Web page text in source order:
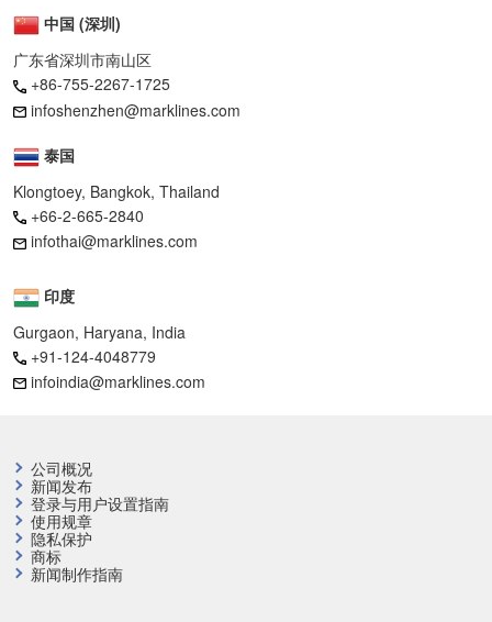
中国 (深圳)
广东省深圳市南山区
+86-755-2267-1725
infoshenzhen@marklines.com
泰国
Klongtoey, Bangkok, Thailand
+66-2-665-2840
infothai@marklines.com
印度
Gurgaon, Haryana, India
+91-124-4048779
infoindia@marklines.com
公司概况
新闻发布
登录与用户设置指南
使用规章
隐私保护
商标
新闻制作指南